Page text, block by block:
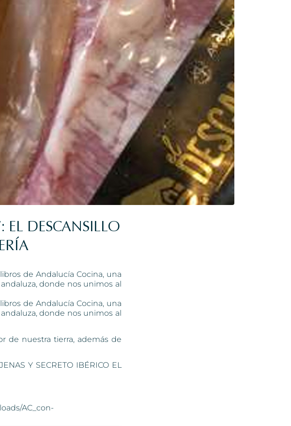
DESCANSILLO
de Andalucía Cocina, una
donde nos unimos al
libros deAndalucía Cocina, una
donde nos unimos al
de nuestra tierra, además de
Y SECRETO IBÉRICO EL
AC_con-